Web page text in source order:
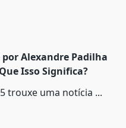
Alexandre Padilha
Isso Significa?
trouxe uma notícia ...